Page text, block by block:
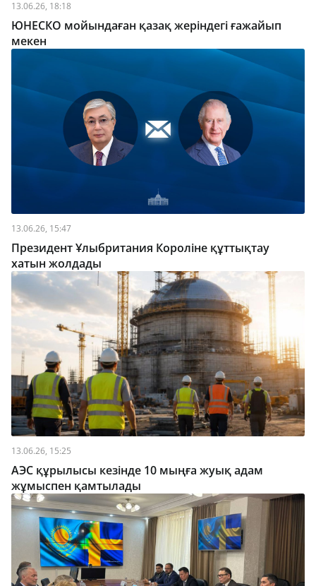
13.06.26, 18:18
ЮНЕСКО мойындаған қазақ жеріндегі ғажайып
мекен
13.06.26, 15:47
Президент Ұлыбритания Короліне құттықтау
хатын жолдады
13.06.26, 15:25
АЭС құрылысы кезінде 10 мыңға жуық адам
жұмыспен қамтылады